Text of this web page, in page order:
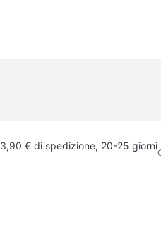
3,90 € di spedizione, 20-25 giorni